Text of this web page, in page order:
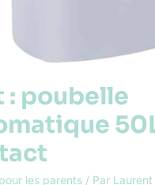
: poubelle
les parents/ Par